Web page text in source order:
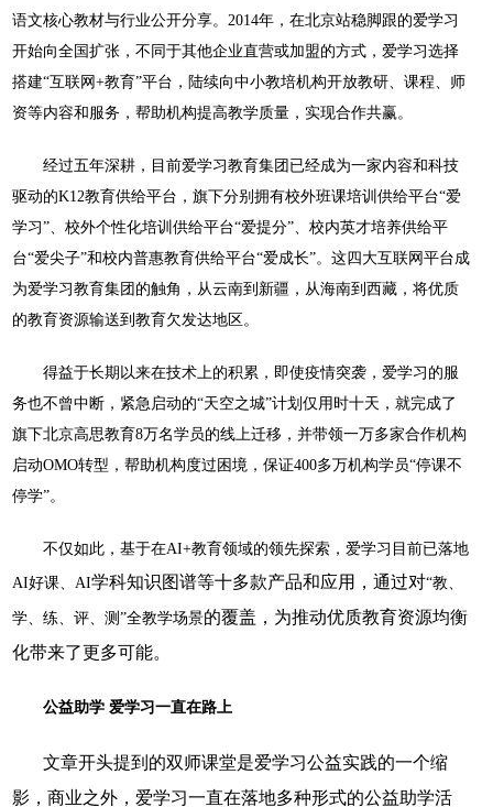
语文核心教材与行业公开分享。2014年，在北京站稳脚跟的爱学习
开始向全国扩张，不同于其他企业直营或加盟的方式，爱学习选择
搭建“互联网+教育”平台，陆续向中小教培机构开放教研、课程、师
资等内容和服务，帮助机构提高教学质量，实现合作共赢。
经过五年深耕，目前爱学习教育集团已经成为一家内容和科技
驱动的K12教育供给平台，旗下分别拥有校外班课培训供给平台“爱
学习”、校外个性化培训供给平台“爱提分”、校内英才培养供给平
台“爱尖子”和校内普惠教育供给平台“爱成长”。这四大互联网平台成
为爱学习教育集团的触角，从云南到新疆，从海南到西藏，将优质
的教育资源输送到教育欠发达地区。
得益于长期以来在技术上的积累，即使疫情突袭，爱学习的服
务也不曾中断，紧急启动的“天空之城”计划仅用时十天，就完成了
旗下北京高思教育8万名学员的线上迁移，并带领一万多家合作机构
启动OMO转型，帮助机构度过困境，保证400多万机构学员“停课不
停学”。
不仅如此，基于在AI+教育领域的领先探索，爱学习目前已落地
AI好课、AI学科知识图谱等十多款产品和应用，通过对“教、
学、练、评、测”全教学场景的覆盖 ， 为推动优质教育资源均衡
化带来了更多可能。
公益助学 爱学习一直在路上
文章开头提到的双师课堂是爱学习公益实践的一个缩
影，商业之外，爱学习一直在落地多种形式的公益助学活